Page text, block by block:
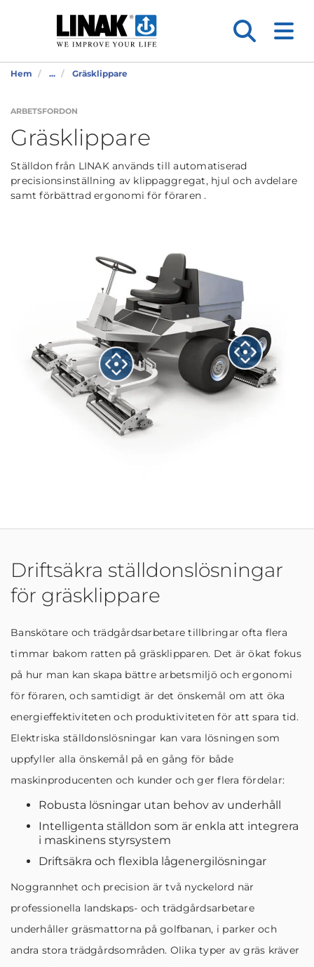
Hem ... Gräsklippare
ARBETSFORDON
Gräsklippare
Ställdon från LINAK används till automatiserad
precisionsinställning av klippaggregat, hjul och avdelare
samt förbättrad ergonomi för föraren .
Driftsäkra ställdonslösningar
för gräsklippare
Banskötare och trädgårdsarbetare tillbringar ofta flera
timmar bakom ratten på gräsklipparen. Det är ökat fokus
på hur man kan skapa bättre arbetsmiljö och ergonomi
för föraren, och samtidigt är det önskemål om att öka
energieffektiviteten och produktiviteten för att spara tid.
Elektriska ställdonslösningar kan vara lösningen som
uppfyller alla önskemål på en gång för både
maskinproducenten och kunder och ger flera fördelar:
Robusta lösningar utan behov av underhåll
Intelligenta ställdon som är enkla att integrera
i maskinens styrsystem
Driftsäkra och flexibla lågenergilösningar
Noggrannhet och precision är två nyckelord när
professionella landskaps- och trädgårdsarbetare
underhåller gräsmattorna på golfbanan, i parker och
andra stora trädgårdsområden. Olika typer av gräs kräver